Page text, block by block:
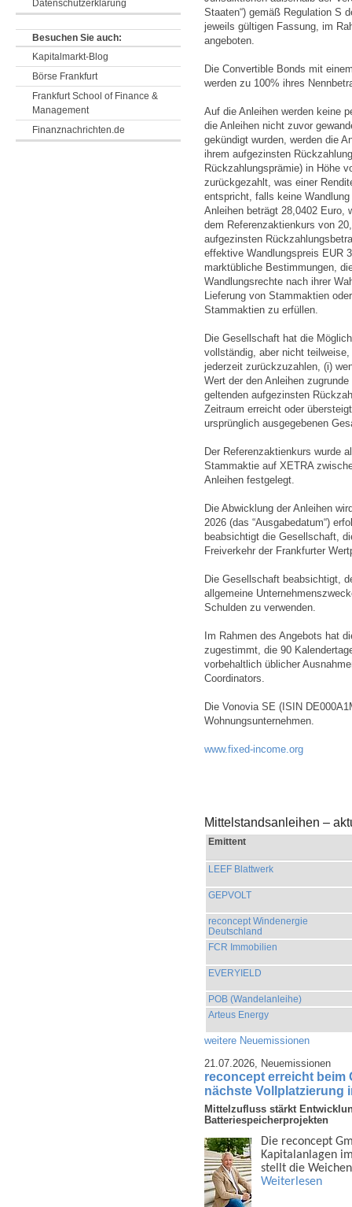
Staaten“) gemäß Regulation S
jeweils gültigen Fassung, im
angeboten.
Die Convertible Bonds mit
werden zu 100% ihres
Auf die Anleihen werden keine
die Anleihen nicht zuvor
gekündigt wurden, werden die
ihrem aufgezinsten
Rückzahlungsprämie) in Höhe
zurückgezahlt, was einer
entspricht, falls keine
Anleihen beträgt 28,0402 Euro,
dem Referenzaktienkurs von
aufgezinsten
effektive Wandlungspreis EUR
marktübliche Bestimmungen,
Wandlungsrechte nach ihrer
Lieferung von Stammaktien
Stammaktien zu erfüllen.
Die Gesellschaft hat die
vollständig, aber nicht
jederzeit zurückzuzahlen, (i)
Wert der den Anleihen
geltenden aufgezinsten
Zeitraum erreicht oder
ursprünglich ausgegebenen
Der Referenzaktienkurs wurde
Stammaktie auf XETRA
Anleihen festgelegt.
Die Abwicklung der Anleihen
2026 (das “Ausgabedatum“)
beabsichtigt die Gesellschaft,
Freiverkehr der Frankfurter
Die Gesellschaft beabsichtigt,
allgemeine
Schulden zu verwenden.
Im Rahmen des Angebots hat
zugestimmt, die 90
vorbehaltlich üblicher
Coordinators.
Die Vonovia SE (ISIN
Wohnungsunternehmen.
www.fixed-income.org
Mittelstandsanleihen –
Emittent
LEEF Blattwerk
GEPVOLT
reconcept Windenergie
Deutschland
FCR Immobilien
EVERYIELD
POB (Wandelanleihe)
Arteus Energy
weitere Neuemissionen
21.07.2026, Neuemissionen
reconcept erreicht beim
nächste Vollplatzierung
Mittelzufluss stärkt
Batteriespeicherprojekten
Die reconcept
Kapital­anlagen
stellt die
Weiterlesen
Datenschutzerklärung
Besuchen Sie auch:
Kapitalmarkt-Blog
Börse Frankfurt
Frankfurt School of Finance &
Management
Finanznachrichten.de